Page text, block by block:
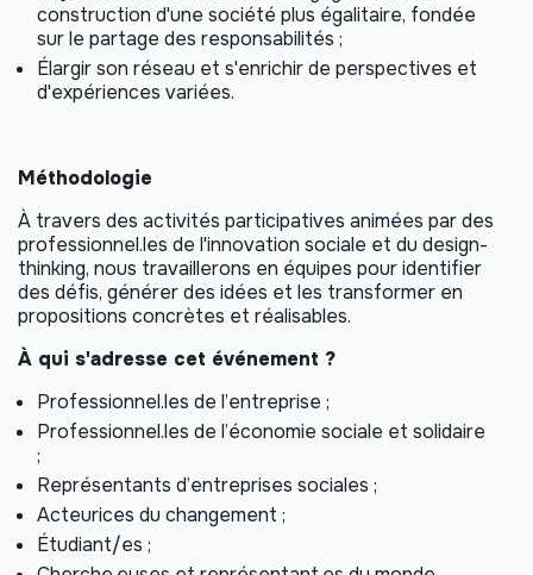
construction d'une société plus égalitaire, fondée
sur le partage des responsabilités ;
Élargir son réseau et s'enrichir de perspectives et
d'expériences variées.
Méthodologie
À travers des activités participatives animées par des
professionnel.les de l'innovation sociale et du design-
thinking, nous travaillerons en équipes pour identifier
des défis, générer des idées et les transformer en
propositions concrètes et réalisables.
À qui s'adresse cet événement ?
Professionnel.les de l’entreprise ;
Professionnel.les de l’économie sociale et solidaire
;
Représentants d’entreprises sociales ;
Acteurices du changement ;
Étudiant/es ;